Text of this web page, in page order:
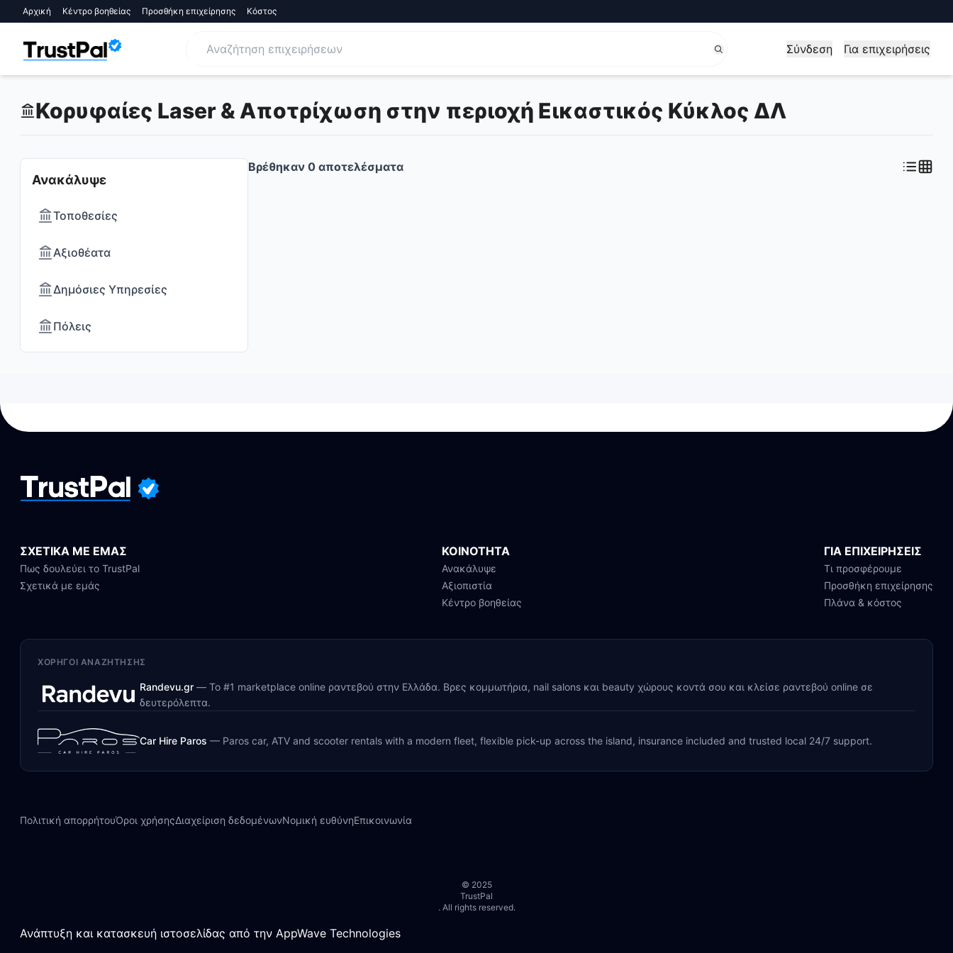
Αρχική Κέντρο βοηθείας Προσθήκη επιχείρησης Κόστος
Σύνδεση Για επιχειρήσεις
Κορυφαίες Laser & Αποτρίχωση στην περιοχή Εικαστικός Κύκλος ΔΛ
Ανακάλυψε
Τοποθεσίες
Αξιοθέατα
Δημόσιες Υπηρεσίες
Πόλεις
Βρέθηκαν 0 αποτελέσματα
ΣΧΕΤΙΚΑ ΜΕ ΕΜΑΣ
Πως δουλεύει το TrustPal
Σχετικά με εμάς
ΚΟΙΝΟΤΗΤΑ
Ανακάλυψε
Αξιοπιστία
Κέντρο βοηθείας
ΓΙΑ ΕΠΙΧΕΙΡΗΣΕΙΣ
Τι προσφέρουμε
Προσθήκη επιχείρησης
Πλάνα & κόστος
ΧΟΡΗΓΟΊ ΑΝΑΖΉΤΗΣΗΣ
Randevu.gr — Το #1 marketplace online ραντεβού στην Ελλάδα. Βρες κομμωτήρια, nail salons και beauty χώρους κοντά σου και κλείσε ραντεβού online σε
δευτερόλεπτα.
Car Hire Paros — Paros car, ATV and scooter rentals with a modern fleet, flexible pick-up across the island, insurance included and trusted local 24/7 support.
Πολιτική απορρήτουΌροι χρήσηςΔιαχείριση δεδομένωνΝομική ευθύνηΕπικοινωνία
© 2025
TrustPal
. All rights reserved.
Ανάπτυξη και κατασκευή ιστοσελίδας από την AppWave Technologies